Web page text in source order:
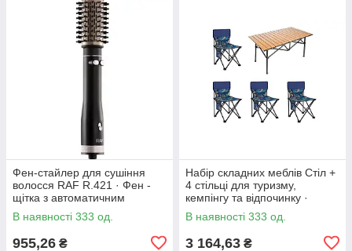
Фен-стайлер для сушіння
волосся RAF R.421 · Фен -
щітка з автоматичним
обертанням насадок, 1000 Вт
В наявності 333 од.
955,26 ₴
Набір складних меблів Стіл +
4 стільці для туризму,
кемпінгу та відпочинку ·
Металевий каркас
В наявності 333 од.
3 164,63 ₴